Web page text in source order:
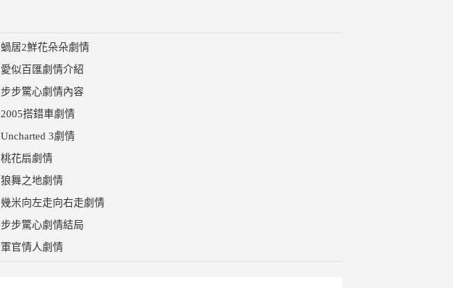
蝸居2鮮花朵朵劇情
愛似百匯劇情介紹
步步驚心劇情內容
2005搭錯車劇情
Uncharted 3劇情
桃花扇劇情
狼舞之地劇情
幾米向左走向右走劇情
步步驚心劇情結局
軍官情人劇情